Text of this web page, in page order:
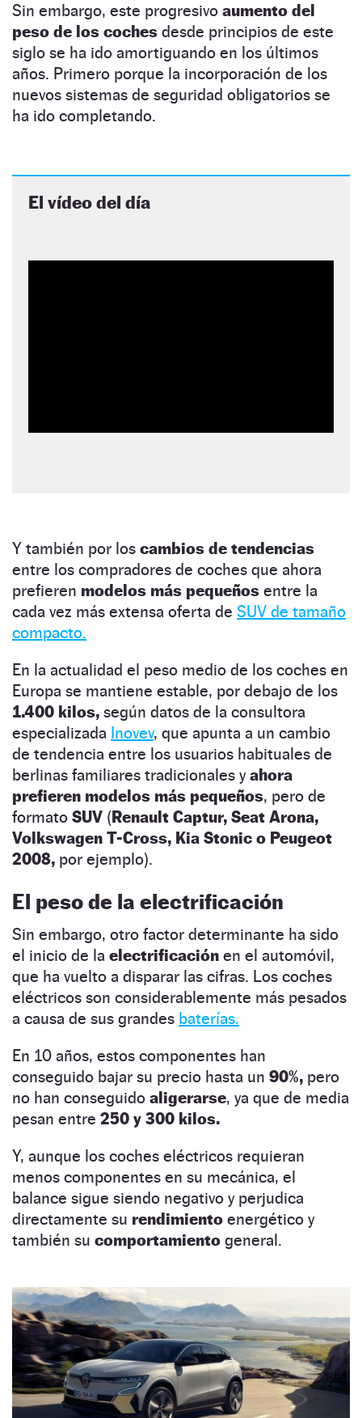
Sin embargo, este progresivo aumento del
peso de los coches desde principios de este
siglo se ha ido amortiguando en los últimos
años. Primero porque la incorporación de los
nuevos sistemas de seguridad obligatorios se
ha ido completando.
El vídeo del día
Y también por los cambios de tendencias
entre los compradores de coches que ahora
prefieren modelos más pequeños entre la
cada vez más extensa oferta de SUV de tamaño
compacto.
En la actualidad el peso medio de los coches en
Europa se mantiene estable, por debajo de los
1.400 kilos, según datos de la consultora
especializada Inovev, que apunta a un cambio
de tendencia entre los usuarios habituales de
berlinas familiares tradicionales yahora
prefieren modelos más pequeños, pero de
formato SUV (Renault Captur, Seat Arona,
Volkswagen T-Cross, Kia Stonic o Peugeot
2008, por ejemplo).
El peso de la electrificación
Sin embargo, otro factor determinante ha sido
el inicio de la electrificación en el automóvil,
que ha vuelto a disparar las cifras. Los coches
eléctricos son considerablemente más pesados
a causa de sus grandes baterías.
En 10 años, estos componentes han
conseguido bajar su precio hasta un 90%, pero
no han conseguido aligerarse, ya que de media
pesan entre 250 y 300 kilos.
Y, aunque los coches eléctricos requieran
menos componentes en su mecánica, el
balance sigue siendo negativo y perjudica
directamente su rendimiento energético y
también su comportamiento general.